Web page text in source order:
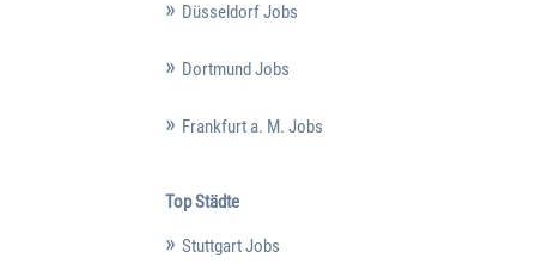
Düsseldorf Jobs
Dortmund Jobs
Frankfurt a. M. Jobs
Top Städte
Stuttgart Jobs